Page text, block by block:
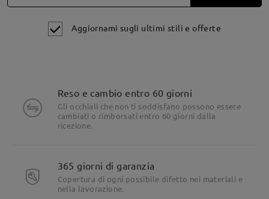
Dettagli del prodotto
Aggiornami sugli ultimi stili e offerte
Reso e cambio entro 60 giorni
Gli occhiali che non ti soddisfano possono essere
cambiati o rimborsati entro 60 giorni dalla
ricezione.
365 giorni di garanzia
Copertura di ogni possibile difetto nei materiali e
nella lavorazione.